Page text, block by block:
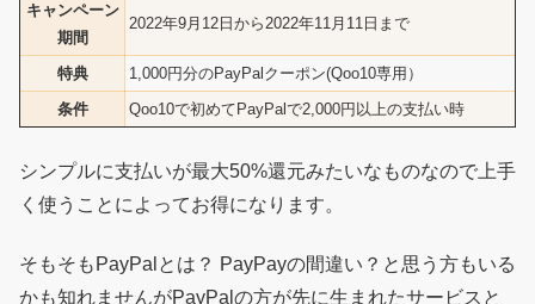
キャンペーン
期間
2022年9月12日から2022年11月11日まで
特典
1,000円分のPayPalクーポン(Qoo10専用）
条件
Qoo10で初めてPayPalで2,000円以上の支払い時
シンプルに支払いが最大50%還元みたいなものなので上手
く使うことによってお得になります。
そもそもPayPalとは？ PayPayの間違い？と思う方もいる
かも知れませんがPayPalの方が先に生まれたサービスと